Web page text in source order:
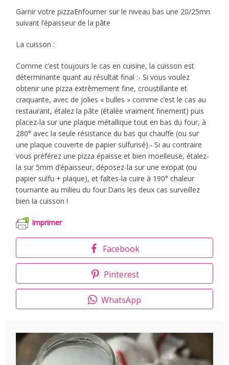
Garnir votre pizzaEnfourner sur le niveau bas une 20/25mn
suivant l’épaisseur de la pâte
La cuisson :
Comme c’est toujours le cas en cuisine, la cuisson est
déterminante quant au résultat final :- Si vous voulez
obtenir une pizza extrêmement fine, croustillante et
craquante, avec de jolies « bulles » comme c’est le cas au
restaurant, étalez la pâte (étalée vraiment finement) puis
placez-la sur une plaque métallique tout en bas du four, à
280° avec la seule résistance du bas qui chauffe (ou sur
une plaque couverte de papier sulfurisé).- Si au contraire
vous préférez une pizza épaisse et bien moelleuse, étalez-
la sur 5mm d’épaisseur, déposez-la sur une exopat (ou
papier sulfu + plaque), et faîtes-la cuire à 190° chaleur
tournante au milieu du four.Dans les deux cas surveillez
bien la cuisson !
Imprimer
Facebook
Pinterest
WhatsApp